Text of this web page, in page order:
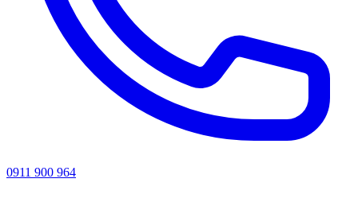
0911 900 964